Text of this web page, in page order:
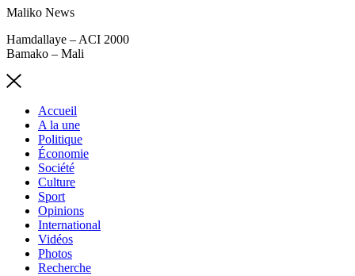
Maliko News
Hamdallaye – ACI 2000
Bamako – Mali
Accueil
A la une
Politique
Économie
Société
Culture
Sport
Opinions
International
Vidéos
Photos
Recherche